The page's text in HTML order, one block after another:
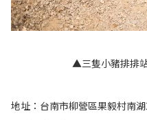
▲三隻小豬排排
地址：台南市柳營區果毅村南